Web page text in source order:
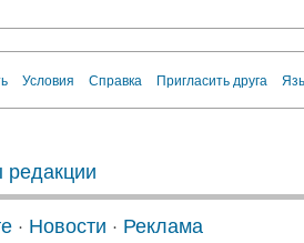
Условия Справка Пригласить друга
редакции
· Новости · Реклама